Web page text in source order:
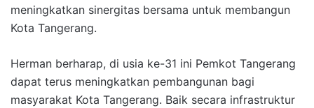
meningkatkan sinergitas bersama untuk membangun
Kota Tangerang.
Herman berharap, di usia ke-31 ini Pemkot Tangerang
dapat terus meningkatkan pembangunan bagi
masyarakat Kota Tangerang. Baik secara infrastruktur